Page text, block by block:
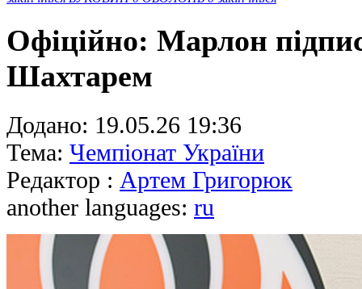
Офіційно: Марлон
Шахтарем
Додано: 19.05.26 19:36
Тема: Чемпіонат України
Редактор : Артем Григорюк
another languages: ru